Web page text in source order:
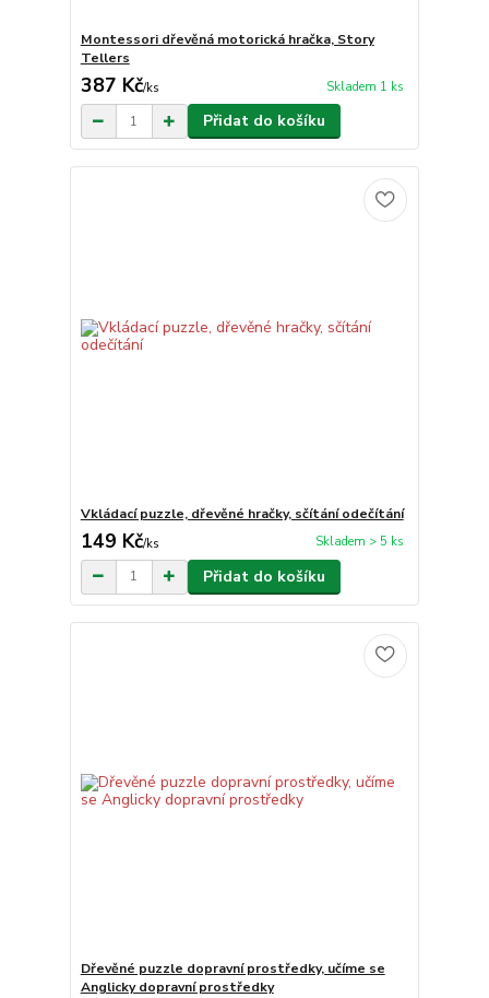
Montessori dřevěná motorická hračka, Story
Tellers
387 Kč/ks Skladem 1 ks
Přidat do košíku
Vkládací puzzle, dřevěné hračky, sčítání odečítání
149 Kč/ks Skladem > 5 ks
Přidat do košíku
Dřevěné puzzle dopravní prostředky, učíme se
Anglicky dopravní prostředky